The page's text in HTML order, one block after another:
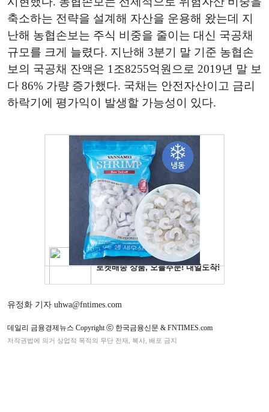
축소하는 전략을 설계해 자산을 운용해 왔는데 지
난해 농협손보는 주식 비중을 줄이는 대신 국공채
규모를 크게 늘렸다. 지난해 3분기 말 기준 농협손
보의 국공채 잔액은 1조8255억원으로 2019년 말 보
다 86% 가량 증가했다. 국채는 안전자산이고 금리
하락기에 평가익이 발생할 가능성이 있다.
유정화 기자 uhwa@fntimes.com
데일리 금융경제뉴스 Copyright ⓒ 한국금융신문 & FNTIMES.com
저작권법에 의거 상업적 목적의 무단 전재, 복사, 배포 금지